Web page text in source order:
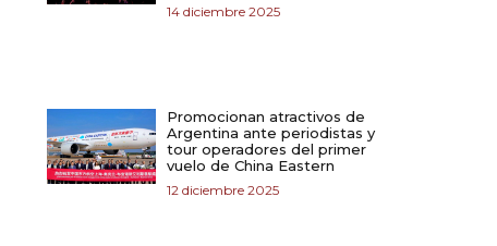
14 diciembre 2025
Promocionan atractivos de
Argentina ante periodistas y
tour operadores del primer
vuelo de China Eastern
12 diciembre 2025